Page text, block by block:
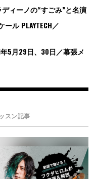
ィーノの“すごみ”と名演
ル PLAYTECH／
年5月29日、30日／幕張メ
スン記事